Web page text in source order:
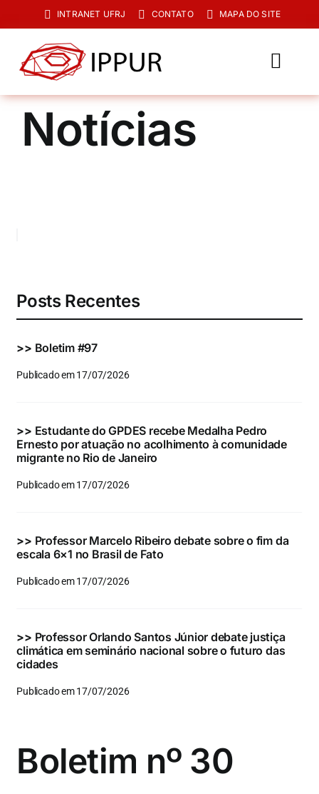
para
conteúdo
INTRANET UFRJ CONTATO MAPA DO SITE
O IPPUR
Graduação
Eventos e Certificados
para:
Notícias
Posts Recentes
>> Boletim #97
Publicado em 17/07/2026
>> Estudante do GPDES recebe Medalha Pedro
Ernesto por atuação no acolhimento à comunidade
migrante no Rio de Janeiro
Publicado em 17/07/2026
>> Professor Marcelo Ribeiro debate sobre o fim da
escala 6×1 no Brasil de Fato
Publicado em 17/07/2026
>> Professor Orlando Santos Júnior debate justiça
climática em seminário nacional sobre o futuro das
cidades
Publicado em 17/07/2026
Boletim nº 30